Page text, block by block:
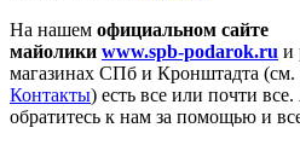
На нашем официальном сайте
майолики www.spb-podarok.ru и
магазинах СПб и Кронштадта (см.
Контакты) есть все или почти
обратитесь к нам за помощью и